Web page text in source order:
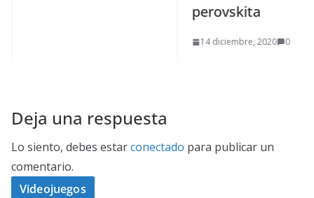
perovskita
14 diciembre, 2020 0
Deja una respuesta
Lo siento, debes estarconectado para publicar un
comentario.
Videojuegos